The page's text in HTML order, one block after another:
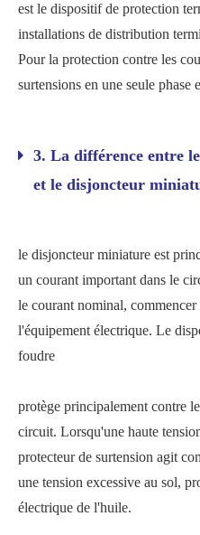
est le dispositif de protection
installations de distribution
Pour la protection contre les
surtensions en une seule phase
3. La différence entre
et le disjoncteur
le disjoncteur miniature est
un courant important dans le
le courant nominal,
l'équipement électrique. Le
foudre
protège principalement contre
circuit. Lorsqu'une haute
protecteur de surtension agit
une tension excessive au sol,
électrique de l'huile.